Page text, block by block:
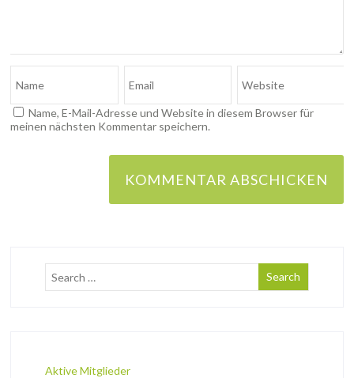
Name, E-Mail-Adresse und Website in diesem Browser für
meinen nächsten Kommentar speichern.
Aktive Mitglieder